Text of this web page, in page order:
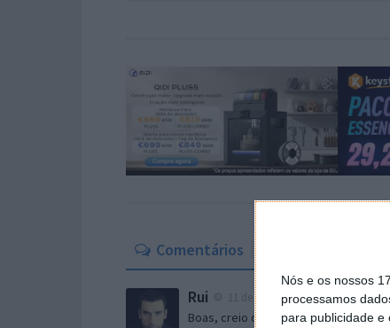
Nós e os nossos
processamos
para publicidade e
Comentários
Rui 11 de Dezembro de 2011 às 17:20
Boas, creio que falta um C no título